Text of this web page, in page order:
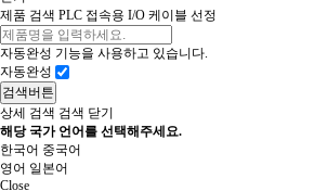
제품 검색 PLC 접속용 I/O 케이블 선정
자동완성 기능을 사용하고 있습니다.
자동완성
검색버튼
상세 검색 검색 닫기
해당 국가 언어를 선택해주세요.
한국어 중국어
영어 일본어
Close